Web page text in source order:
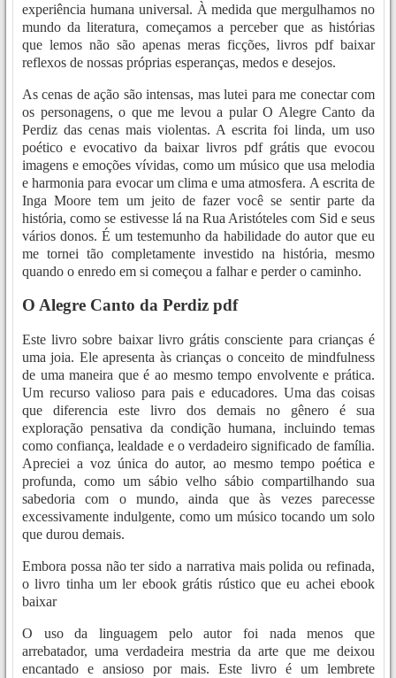
experiência humana universal. À medida que mergulhamos no
mundo da literatura, começamos a perceber que as histórias
que lemos não são apenas meras ficções, livros pdf baixar
reflexos de nossas próprias esperanças, medos e desejos.
As cenas de ação são intensas, mas lutei para me conectar com
os personagens, o que me levou a pular O Alegre Canto da
Perdiz das cenas mais violentas. A escrita foi linda, um uso
poético e evocativo da baixar livros pdf grátis que evocou
imagens e emoções vívidas, como um músico que usa melodia
e harmonia para evocar um clima e uma atmosfera. A escrita de
Inga Moore tem um jeito de fazer você se sentir parte da
história, como se estivesse lá na Rua Aristóteles com Sid e seus
vários donos. É um testemunho da habilidade do autor que eu
me tornei tão completamente investido na história, mesmo
quando o enredo em si começou a falhar e perder o caminho.
O Alegre Canto da Perdiz pdf
Este livro sobre baixar livro grátis consciente para crianças é
uma joia. Ele apresenta às crianças o conceito de mindfulness
de uma maneira que é ao mesmo tempo envolvente e prática.
Um recurso valioso para pais e educadores. Uma das coisas
que diferencia este livro dos demais no gênero é sua
exploração pensativa da condição humana, incluindo temas
como confiança, lealdade e o verdadeiro significado de família.
Apreciei a voz única do autor, ao mesmo tempo poética e
profunda, como um sábio velho sábio compartilhando sua
sabedoria com o mundo, ainda que às vezes parecesse
excessivamente indulgente, como um músico tocando um solo
que durou demais.
Embora possa não ter sido a narrativa mais polida ou refinada,
o livro tinha um ler ebook grátis rústico que eu achei ebook
baixar
O uso da linguagem pelo autor foi nada menos que
arrebatador, uma verdadeira mestria da arte que me deixou
encantado e ansioso por mais. Este livro é um lembrete